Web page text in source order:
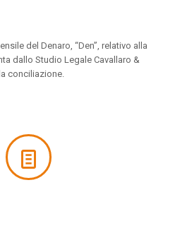
del Denaro, “Den”, relativo alla
dallo Studio Legale Cavallaro &
conciliazione.